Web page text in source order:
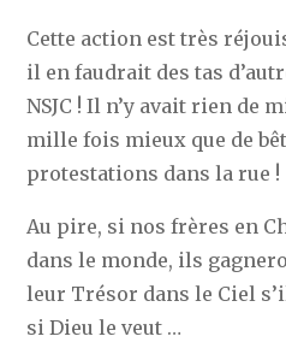
Cette action est très
il en faudrait des tas
NSJC ! Il n’y avait rien de
mille fois mieux que de
protestations dans la rue !
Au pire, si nos frères en
dans le monde, ils
leur Trésor dans le Ciel
si Dieu le veut …